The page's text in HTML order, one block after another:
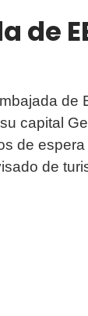
de
de
capital
de
de